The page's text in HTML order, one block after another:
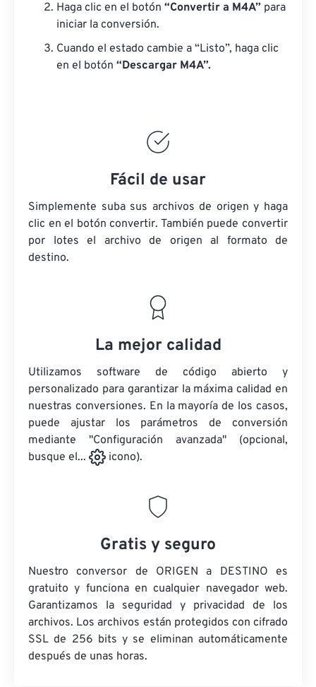
Haga clic en el botón “Convertir a M4A” para
iniciar la conversión.
Cuando el estado cambie a “Listo”, haga clic
en el botón “Descargar M4A”.
Fácil de usar
Simplemente suba sus archivos de origen y haga
clic en el botón convertir. También puede convertir
por lotes el archivo de origen al formato de
destino.
La mejor calidad
Utilizamos software de código abierto y
personalizado para garantizar la máxima calidad en
nuestras conversiones. En la mayoría de los casos,
puede ajustar los parámetros de conversión
mediante "Configuración avanzada" (opcional,
busque el...
icono).
Gratis y seguro
Nuestro conversor de ORIGEN a DESTINO es
gratuito y funciona en cualquier navegador web.
Garantizamos la seguridad y privacidad de los
archivos. Los archivos están protegidos con cifrado
SSL de 256 bits y se eliminan automáticamente
después de unas horas.